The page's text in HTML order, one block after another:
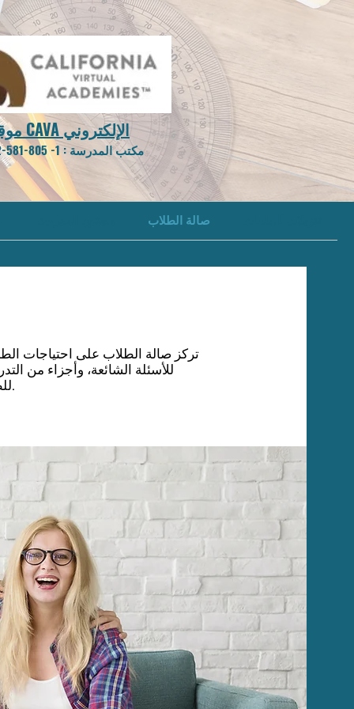
موقع CAVA الإلكتروني
مكتب المدرسة: 1-
805-581-0202
صالة الطلاب
تركز صالة الطلاب على احتياجات
للأسئلة الشائعة، وأجزاء من
للطلاب لأنشطة ترفيهية.